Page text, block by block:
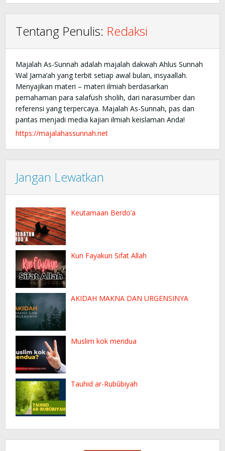
Tentang Penulis: Redaksi
Majalah As-Sunnah adalah majalah dakwah Ahlus Sunnah
Wal Jama’ah yang terbit setiap awal bulan, insyaallah.
Menyajikan materi – materi ilmiah berdasarkan
pemahaman para salafush sholih, dari narasumber dan
referensi yang terpercaya. Majalah As-Sunnah, pas dan
pantas menjadi media kajian ilmiah keislaman Anda!
https://majalahassunnah.net
Jangan Lewatkan
Keutamaan Berdo’a
Kun Fayakun Sifat Allah
AKIDAH MAKNA DAN URGENSINYA
Muslim kok mendua
Tauhid ar-Rubûbiyah